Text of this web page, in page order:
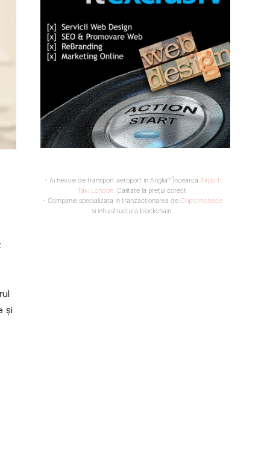
și
- Ai nevoie de transport aeroport in Anglia? Încearcă Airport
Taxi London. Calitate la prețul corect.
- Companie specializata in tranzactionarea de Criptomonede
si infrastructura blockchain.